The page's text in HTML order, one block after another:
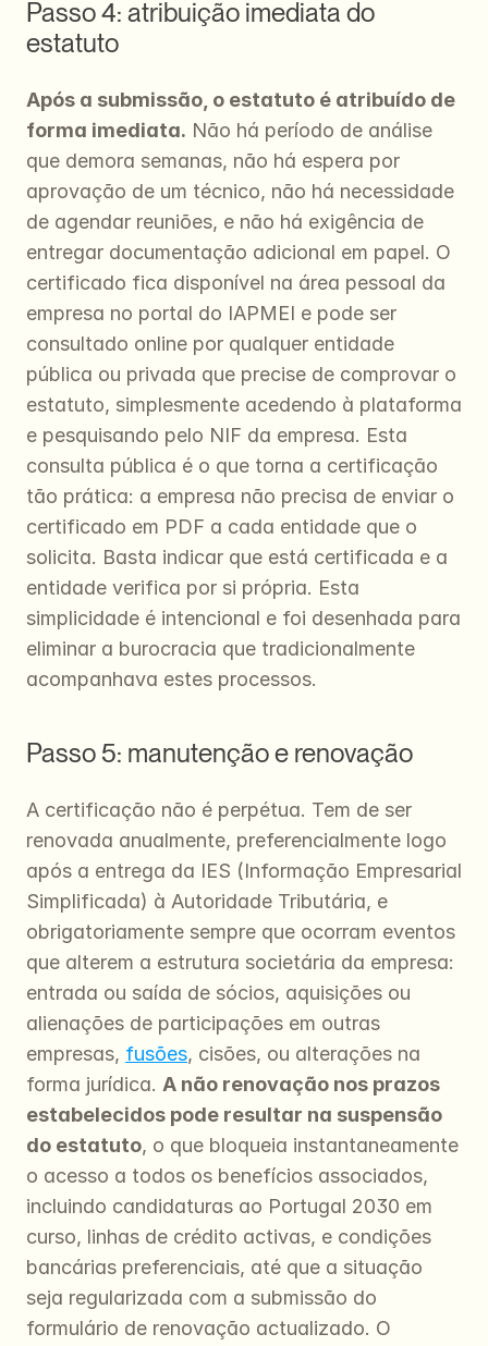
Passo 4: atribuição imediata do
estatuto
Após a submissão, o estatuto é atribuído de
forma imediata. Não há período de análise
que demora semanas, não há espera por
aprovação de um técnico, não há necessidade
de agendar reuniões, e não há exigência de
entregar documentação adicional em papel. O
certificado fica disponível na área pessoal da
empresa no portal do IAPMEI e pode ser
consultado online por qualquer entidade
pública ou privada que precise de comprovar o
estatuto, simplesmente acedendo à plataforma
e pesquisando pelo NIF da empresa. Esta
consulta pública é o que torna a certificação
tão prática: a empresa não precisa de enviar o
certificado em PDF a cada entidade que o
solicita. Basta indicar que está certificada e a
entidade verifica por si própria. Esta
simplicidade é intencional e foi desenhada para
eliminar a burocracia que tradicionalmente
acompanhava estes processos.
Passo 5: manutenção e renovação
A certificação não é perpétua. Tem de ser
renovada anualmente, preferencialmente logo
após a entrega da IES (Informação Empresarial
Simplificada) à Autoridade Tributária, e
obrigatoriamente sempre que ocorram eventos
que alterem a estrutura societária da empresa:
entrada ou saída de sócios, aquisições ou
alienações de participações em outras
empresas, fusões, cisões, ou alterações na
forma jurídica. A não renovação nos prazos
estabelecidos pode resultar na suspensão
do estatuto, o que bloqueia instantaneamente
o acesso a todos os benefícios associados,
incluindo candidaturas ao Portugal 2030 em
curso, linhas de crédito activas, e condições
bancárias preferenciais, até que a situação
seja regularizada com a submissão do
formulário de renovação actualizado. O